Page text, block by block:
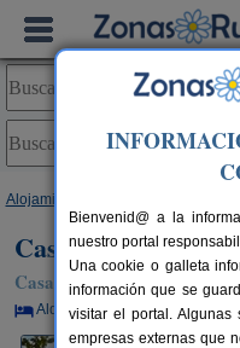
Alojamientos
Casa Cordobelas
Casa Rural en Cedeira (A
Alquiler por habitaciones
Bienvenid@ a la
nuestro portal
Una cookie o galleta
información que se
visitar el portal. Algunas
empresas externas que